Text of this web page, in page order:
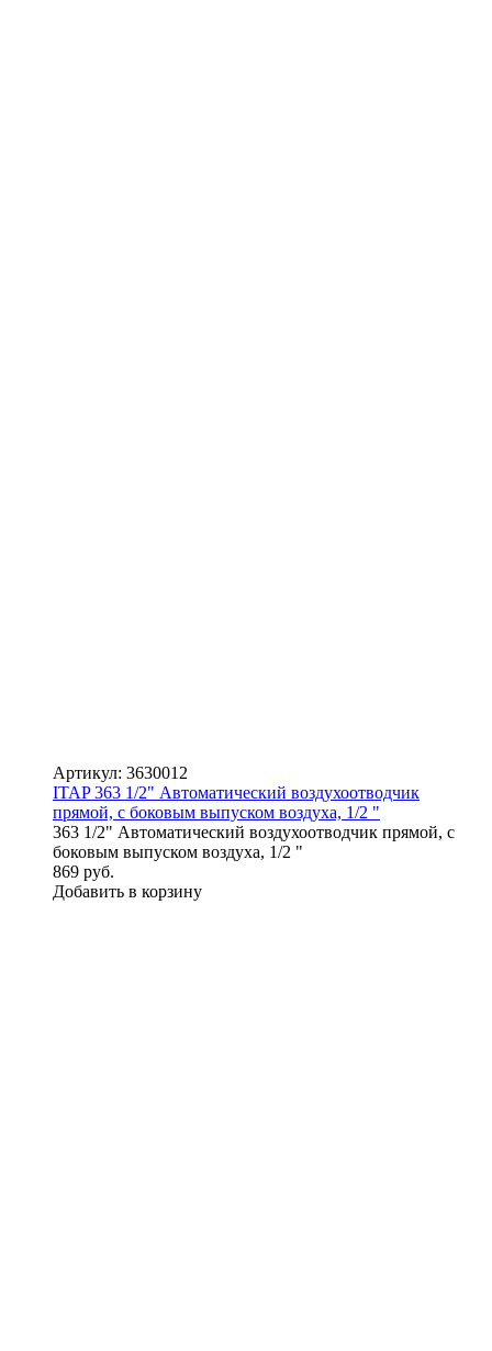
Артикул: 3630012
ITAP 363 1/2" Автоматический воздухоотводчик
прямой, с боковым выпуском воздуха, 1/2 "
363 1/2" Автоматический воздухоотводчик прямой, с
боковым выпуском воздуха, 1/2 "
869 руб.
Добавить в корзину